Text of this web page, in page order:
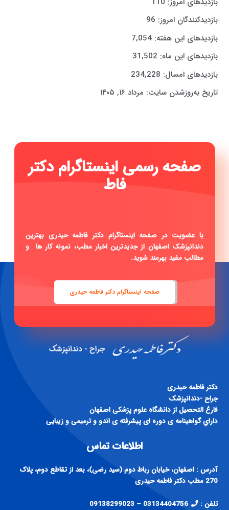
بازدیدکنندگان امروز: 96
بازدیدهای این هفته:7,054
بازدیدهای این ماه: 31,502
بازدیدهای امسال: 234,228
تاریخ به‌روزشدن سایت: مرداد ۱۶, ۱۴۰۵
صفحه رسمی این|
صفحه اینستاگرام دکتر فاطمه حیدری
دكتر فاطمه حيدری
داراي گواهينامه ی دوره ای پيشرفته ی اندو و ترميمی و زيبايی
اطلاعات تماس
تلفن : 03134404756 – 09138299023